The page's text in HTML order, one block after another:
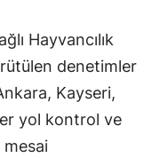
Hayvancılık
denetimler
Kayseri,
yol kontrol ve